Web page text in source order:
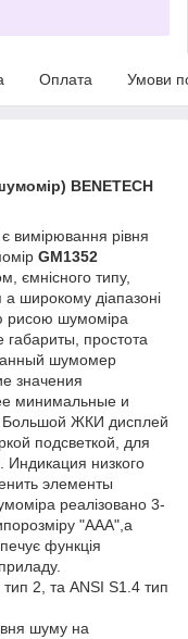
Оплата Умови
BENETECH
вимірювання рівня
GM1352
ємнісного типу,
а широкому діапазоні
рисою шумоміра
простота
шумомер
значения
минимальные и
Большой ЖКИ дисплей
подсветкой, для
Индикация низкого
элементы
реалізовано 3-
"ААА",а
функція
тип 2, та ANSI S1.4 тип
шуму на